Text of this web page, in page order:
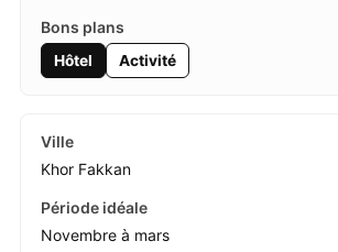
Hôtel Activité
Khor Fakkan
Novembre à mars